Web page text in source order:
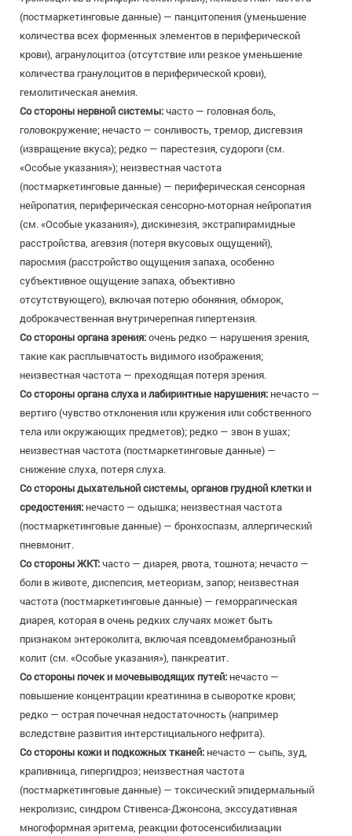
(постмаркетинговые данные) — панцитопения (уменьшение
количества всех форменных элементов в периферической
крови), агранулоцитоз (отсутствие или резкое уменьшение
количества гранулоцитов в периферической крови),
гемолитическая анемия.
Со стороны нервной системы:часто — головная боль,
головокружение; нечасто — сонливость, тремор, дисгевзия
(извращение вкуса); редко — парестезия, судороги (см.
«Особые указания»); неизвестная частота
(постмаркетинговые данные) — периферическая сенсорная
нейропатия, периферическая сенсорно-моторная нейропатия
(см. «Особые указания»), дискинезия, экстрапирамидные
расстройства, агевзия (потеря вкусовых ощущений),
паросмия (расстройство ощущения запаха, особенно
субъективное ощущение запаха, объективно
отсутствующего), включая потерю обоняния, обморок,
доброкачественная внутричерепная гипертензия.
Со стороны органа зрения:очень редко — нарушения зрения,
такие как расплывчатость видимого изображения;
неизвестная частота — преходящая потеря зрения.
Со стороны органа слуха и лабиринтные нарушения: нечасто —
вертиго (чувство отклонения или кружения или собственного
тела или окружающих предметов); редко — звон в ушах;
неизвестная частота (постмаркетинговые данные) —
снижение слуха, потеря слуха.
Со стороны дыхательной системы, органов грудной клетки и
средостения: нечасто — одышка; неизвестная частота
(постмаркетинговые данные) — бронхоспазм, аллергический
пневмонит.
Со стороны ЖКТ:часто — диарея, рвота, тошнота; нечасто —
боли в животе, диспепсия, метеоризм, запор; неизвестная
частота (постмаркетинговые данные) — геморрагическая
диарея, которая в очень редких случаях может быть
признаком энтероколита, включая псевдомембранозный
колит (см. «Особые указания»), панкреатит.
Со стороны почек и мочевыводящих путей: нечасто —
повышение концентрации креатинина в сыворотке крови;
редко — острая почечная недостаточность (например
вследствие развития интерстициального нефрита).
Со стороны кожи и подкожных тканей: нечасто — сыпь, зуд,
крапивница, гипергидроз; неизвестная частота
(постмаркетинговые данные) — токсический эпидермальный
некролизис, синдром Стивенса-Джонсона, экссудативная
многоформная эритема, реакции фотосенсибилизации